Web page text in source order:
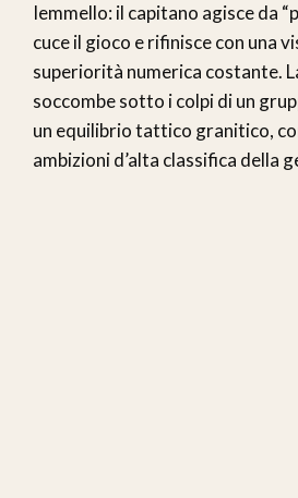
Iemmello: il capitano agisce da
cuce il gioco e rifinisce con una
superiorità numerica costante.
soccombe sotto i colpi di un
un equilibrio tattico granitico,
ambizioni d’alta classifica della